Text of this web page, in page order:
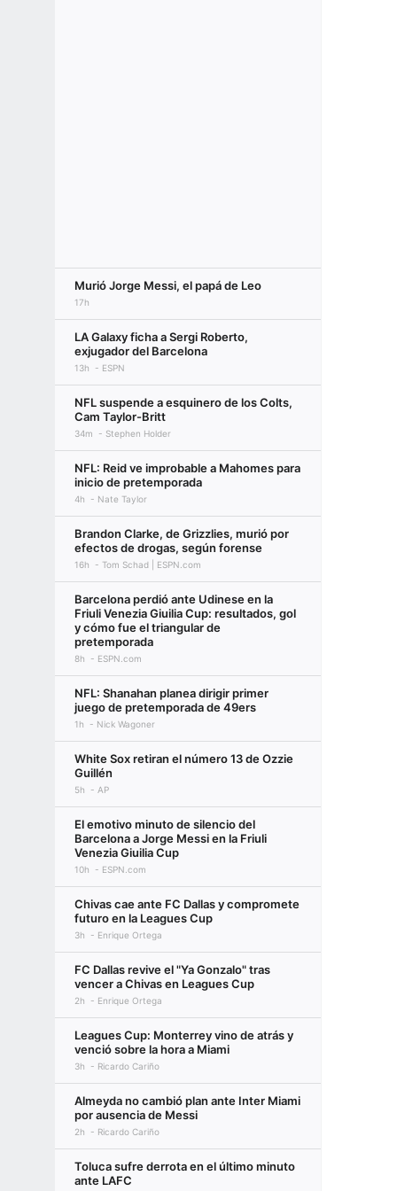
Murió Jorge Messi, el papá de Leo
17h
LA Galaxy ficha a Sergi Roberto,
exjugador del Barcelona
13h ESPN
NFL suspende a esquinero de los Colts,
Cam Taylor-Britt
34m Stephen Holder
NFL: Reid ve improbable a Mahomes para
inicio de pretemporada
4h Nate Taylor
Brandon Clarke, de Grizzlies, murió por
efectos de drogas, según forense
16h Tom Schad | ESPN.com
Barcelona perdió ante Udinese en la
Friuli Venezia Giuilia Cup: resultados, gol
y cómo fue el triangular de
pretemporada
8h ESPN.com
NFL: Shanahan planea dirigir primer
juego de pretemporada de 49ers
1h Nick Wagoner
White Sox retiran el número 13 de Ozzie
Guillén
5h AP
El emotivo minuto de silencio del
Barcelona a Jorge Messi en la Friuli
Venezia Giuilia Cup
10h ESPN.com
Chivas cae ante FC Dallas y compromete
futuro en la Leagues Cup
3h Enrique Ortega
FC Dallas revive el "Ya Gonzalo" tras
vencer a Chivas en Leagues Cup
2h Enrique Ortega
Leagues Cup: Monterrey vino de atrás y
venció sobre la hora a Miami
3h Ricardo Cariño
Almeyda no cambió plan ante Inter Miami
por ausencia de Messi
2h Ricardo Cariño
Toluca sufre derrota en el último minuto
ante LAFC